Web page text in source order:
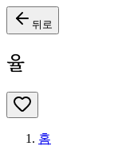
뒤로
율
홈